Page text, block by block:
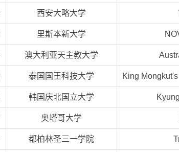
西安大略大学
里斯本新大学
澳大利亚天主教大学
泰国国王科技大学 King
韩国庆北国立大学
奥塔哥大学
都柏林圣三一学院